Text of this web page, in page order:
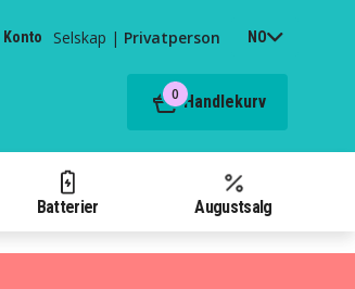
Konto Selskap | Privatperson NO
0 Handlekurv
Batterier Augustsalg